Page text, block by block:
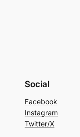
Social
Facebook
Instagram
Twitter/X